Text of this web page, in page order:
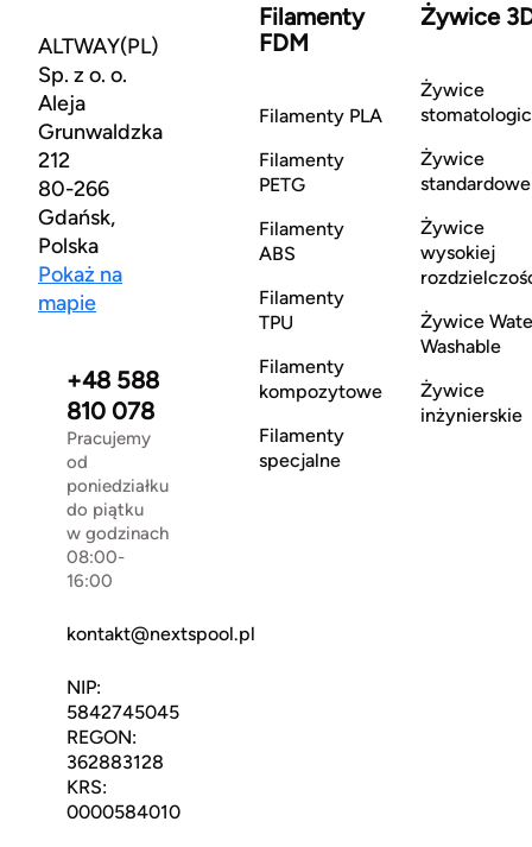
ALTWAY(PL)
Sp. z o. o.
Aleja
Grunwaldzka
212
80-266
Gdańsk,
Polska
Pokaż na
mapie
+48 588
810 078
Pracujemy
od
poniedziałku
do piątku
w godzinach
08:00-
16:00
kontakt@nextspool.pl
NIP:
5842745045
REGON:
362883128
KRS:
0000584010
Filamenty
FDM
Filamenty PLA
Filamenty
PETG
Filamenty
ABS
Filamenty
TPU
Filamenty
kompozytowe
Filamenty
specjalne
Żywice
Żywice
Żywice
standardowe
Żywice
wysokiej
Żywice
Washable
Żywice
inżynierskie